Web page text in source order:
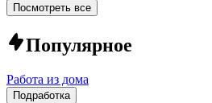
Посмотреть все
Популярное
Работа из дома
Подработка